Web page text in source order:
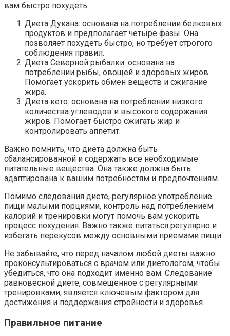
вам быстро похудеть:
Диета Дукана: основана на потреблении белковых
продуктов и предполагает четыре фазы. Она
позволяет похудеть быстро, но требует строгого
соблюдения правил.
Диета Северной рыбалки: основана на
потреблении рыбы, овощей и здоровых жиров.
Помогает ускорить обмен веществ и сжигание
жира.
Диета кето: основана на потреблении низкого
количества углеводов и высокого содержания
жиров. Помогает быстро сжигать жир и
контролировать аппетит.
Важно помнить, что диета должна быть
сбалансированной и содержать все необходимые
питательные вещества. Она также должна быть
адаптирована к вашим потребностям и предпочтениям.
Помимо следования диете, регулярное употребление
пищи малыми порциями, контроль над потреблением
калорий и тренировки могут помочь вам ускорить
процесс похудения. Важно также питаться регулярно и
избегать перекусов между основными приемами пищи.
Не забывайте, что перед началом любой диеты важно
проконсультироваться с врачом или диетологом, чтобы
убедиться, что она подходит именно вам. Следование
равновесной диете, совмещенное с регулярными
тренировками, является ключевым фактором для
достижения и поддержания стройности и здоровья.
Правильное питание